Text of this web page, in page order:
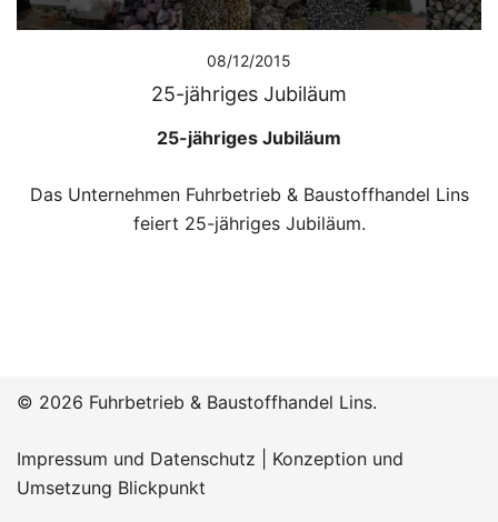
08/12/2015
25-jähriges Jubiläum
25-jähriges Jubiläum
Das Unternehmen Fuhrbetrieb & Baustoffhandel Lins
feiert 25-jähriges Jubiläum.
© 2026 Fuhrbetrieb & Baustoffhandel Lins.
Impressum und Datenschutz
Konzeption und
Umsetzung Blickpunkt